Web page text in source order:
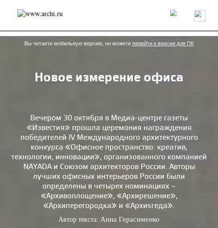
Россия Мир Технологии Интерьер Пресса
Архитекторы
Проекты
Конкурсы События Книги Вакансии
send.project Анонсы конкурсов
Блог
Репортаж
Рецензия Архитектура
Выставка
Дизайн
Иностранцы в России
Интерьер
Книги
Наследие Образование
Урбанистика
Вы читаете мобильную версию, но можете перейти к версии для ПК
Новое измерение офиса
Вечером 30 октября в Медиа-центре газеты
«Известия» прошла церемония награждения
победителей IV Международного архитектурного
конкурса «Офисное пространство: креатив,
технологии, инновации», организованного компанией
NAYADA и Союзом архитекторов России. Авторы
лучших офисных интерьеров России были
определены в четырех номинациях –
«Архивоплощение», «Архирешение»,
«Архиперегородка» и «Архиsrеда».
Автор текста: Анна Герасименко